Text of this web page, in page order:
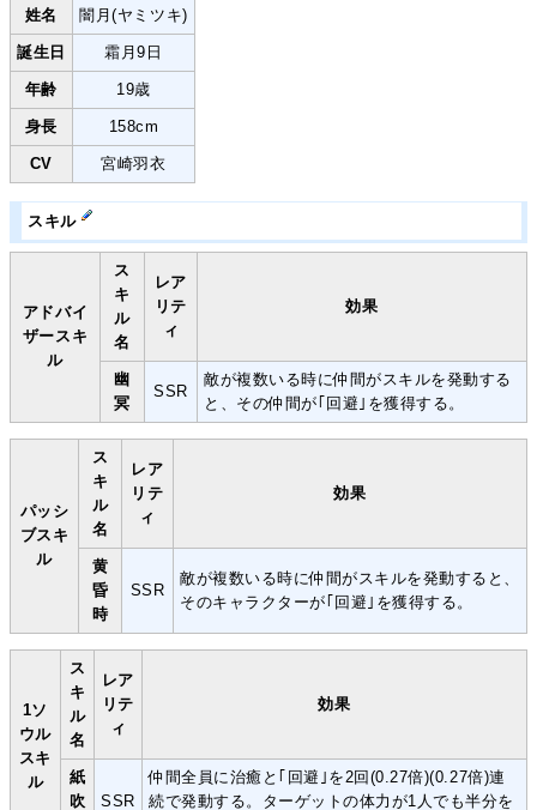
姓名 闇月(ヤミツキ)
誕生日 ​霜月9日
年齢 19歳
身長 158cm
CV 宮崎羽衣
スキル
アドバイ
ザースキ
ル
ス
キ
ル
名
レア
リテ
ィ
効果
幽
冥
SSR
敵が複数いる時に仲間がスキルを発動する
と、その仲間が｢回避｣を獲得する。
パッシ
ブスキ
ル
ス
キ
ル
名
レア
リテ
ィ
効果
黄
昏
時
SSR
敵が複数いる時に仲間がスキルを発動すると、
そのキャラクターが｢回避｣を獲得する。
1ソ
ウル
スキ
ル
ス
キ
ル
名
レア
リテ
ィ
効果
紙
吹
SSR
仲間全員に治癒と｢回避｣を2回(0.27倍)(0.27倍)連
続で発動する。ターゲットの体力が1人でも半分を